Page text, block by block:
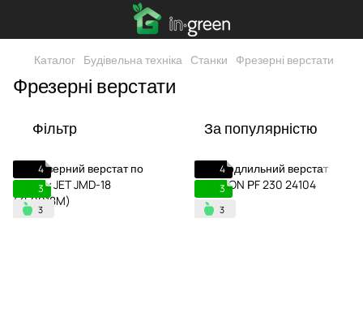
Каталог Будівельна техніка Станки Фрезерні верстати
Фрезерні верстати
Фільтр За популярністю
4
3
4
3